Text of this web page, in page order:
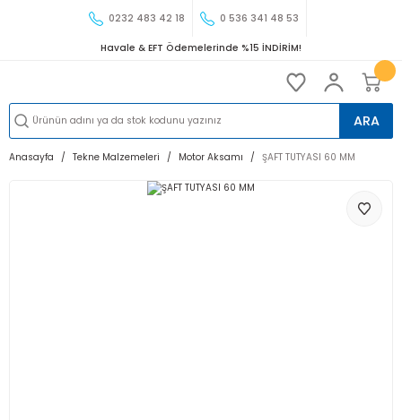
0232 483 42 18 0 536 341 48 53
Havale & EFT Ödemelerinde %15 İNDİRİM!
ARA
Anasayfa Tekne Malzemeleri Motor Aksamı ŞAFT TUTYASI 60 MM